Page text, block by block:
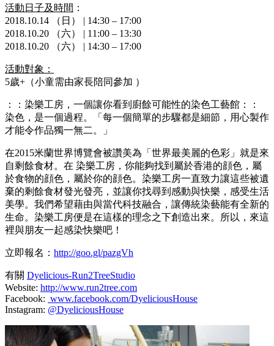
活動日子及時間 ：
2018.10.14 （日） | 14:30 – 17:00
2018.10.20 （六） | 11:00 – 13:30
2018.10.20 （六） | 14:30 – 17:00
活動對象：
5歲+（小童需由家長陪同參加 ）
：：染樂工房，一個讓你看到廚餘可能性的染色工藝館：：
染色，是一個過程。「每一個簡單的步驟都是細節，用心製作
才能令作品獨一無二。」
在2015米蘭世界博覽會被讚美為「世界最美麗的色彩」就是來
自剩餘食材。在 染樂工房，你能夠找到屬於香港的顔色，屬
於食物的顔色，屬於你的顔色。染樂工房一直致力讓這些被遺
棄的剩餘食材發光發亮，並讓你找尋到感動與快樂，感受生活
美學。我們希望藉由與當代科技融合，讓傳統染藝能有全新的
生命。染樂工房便是在這樣的理念之下創造出來。所以，來這
裡與朋友一起感染快樂吧！
立即報名： http://goo.gl/pazgVh
有關 Dyelicious-Run2TreeStudio
Website: http://www.run2tree.com
Facebook: www.facebook.com/DyeliciousHouse
Instagram: @DyeliciousHouse